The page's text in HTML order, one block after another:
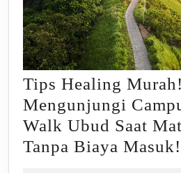
Tips Healing Murah!
Mengunjungi
Walk Ubud Saat
Tanpa Biaya Masuk!